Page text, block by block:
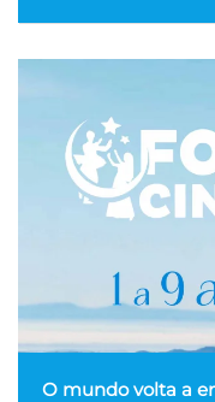
O mundo volta a